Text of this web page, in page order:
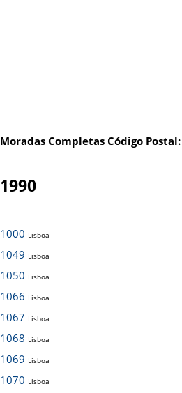
Moradas Completas Código Postal:
1990
1000 Lisboa
1049 Lisboa
1050 Lisboa
1066 Lisboa
1067 Lisboa
1068 Lisboa
1069 Lisboa
1070 Lisboa